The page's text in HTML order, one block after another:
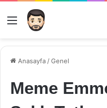
Menü
Anasayfa /Genel
Meme